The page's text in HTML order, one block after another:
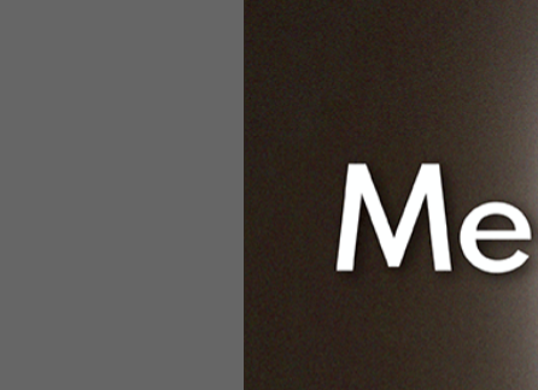
23.05.2017
do
Termin uzupełniania wyników
Pierwsza lista rankingowa:
Składanie dokumentów przez
(lekarski i